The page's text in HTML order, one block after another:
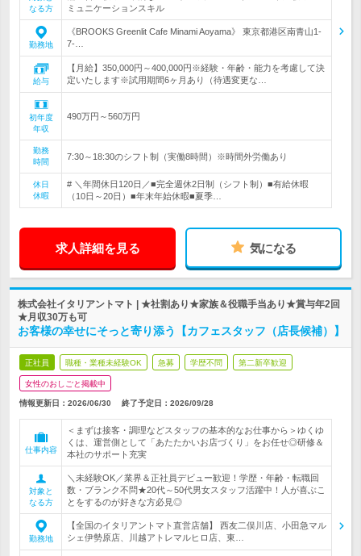
なる方
ミュニケーションスキル
勤務地
《BROOKS Greenlit Cafe Minami Aoyama》 東京都港区南青山1-
7-…
給与
【月給】350,000円～400,000円※経験・年齢・能力を考慮して決
定いたします※試用期間6ヶ月あり（待遇変更な…
初年度
年収
490万円～560万円
勤務
時間
7:30～18:30のシフト制（実働8時間）※時間外労働あり
休日
休暇
# ＼年間休日120日／■完全週休2日制（シフト制）■有給休暇
（10日～20日）■年末年始休暇■夏季…
求人詳細を見る 気になる
株式会社イタリアントマト | ★社割あり★家族＆役職手当あり★賞与年2回
★月収30万も可
お客様の幸せにそっと寄り添う【カフェスタッフ（店長候補）】
正社員 職種・業種未経験OK 急募 学歴不問 第二新卒歓迎
女性のおしごと掲載中
情報更新日：2026/06/30 終了予定日： 2026/09/28
仕事内容
＜まずは接客・調理などスタッフの基本的なお仕事から＞ゆくゆ
くは、運営側として「あたたかいお店づくり」をお任せ◎研修＆
本社のサポート充実
対象と
なる方
＼未経験OK／業界＆正社員デビュー歓迎！学歴・年齢・転職回
数・ブランク不問★20代～50代男女スタッフ活躍中！人が喜ぶこ
とをするのが好きな方必見◎
勤務地
【全国のイタリアントマト直営店舗】 西友二俣川店、小田急マル
シェ伊勢原店、川越アトレマルヒロ店、東…